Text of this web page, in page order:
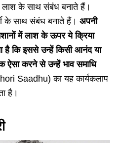
के साथ संबंध बनाते हैं।
के साथ संबंध बनाते हैं। अपनी
में लाश के ऊपर ये क्रिया
है कि इससे उन्हें किसी आनंद या
ऐसा करने से उन्हें भाव समाधि
Saadhu) का यह कार्यकलाप
है।